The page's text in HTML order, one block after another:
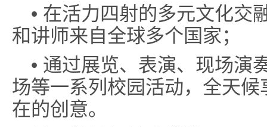
• 在活力四射的多元文化交
和讲师来自全球多个国家；
• 通过展览、表演、现场演
场等一系列校园活动，全天
在的创意。